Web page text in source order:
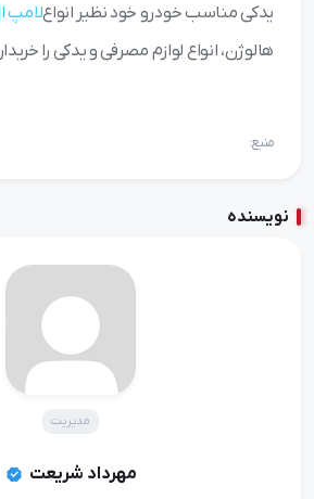
یدکی مناسب خودرو خود نظیر انواعلامپ
هالوژن، انواع لوازم مصرفی و یدکی را
منبع:
نویسنده
مدیریت
مهرداد شریعت